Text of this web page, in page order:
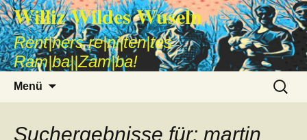
Williz Wildes Wuseln
Rent|ners re|ni|ten|tes
Ram|ba||Zam|ba!
Menü
Suche
nach:
Suchergebnisse für: martin